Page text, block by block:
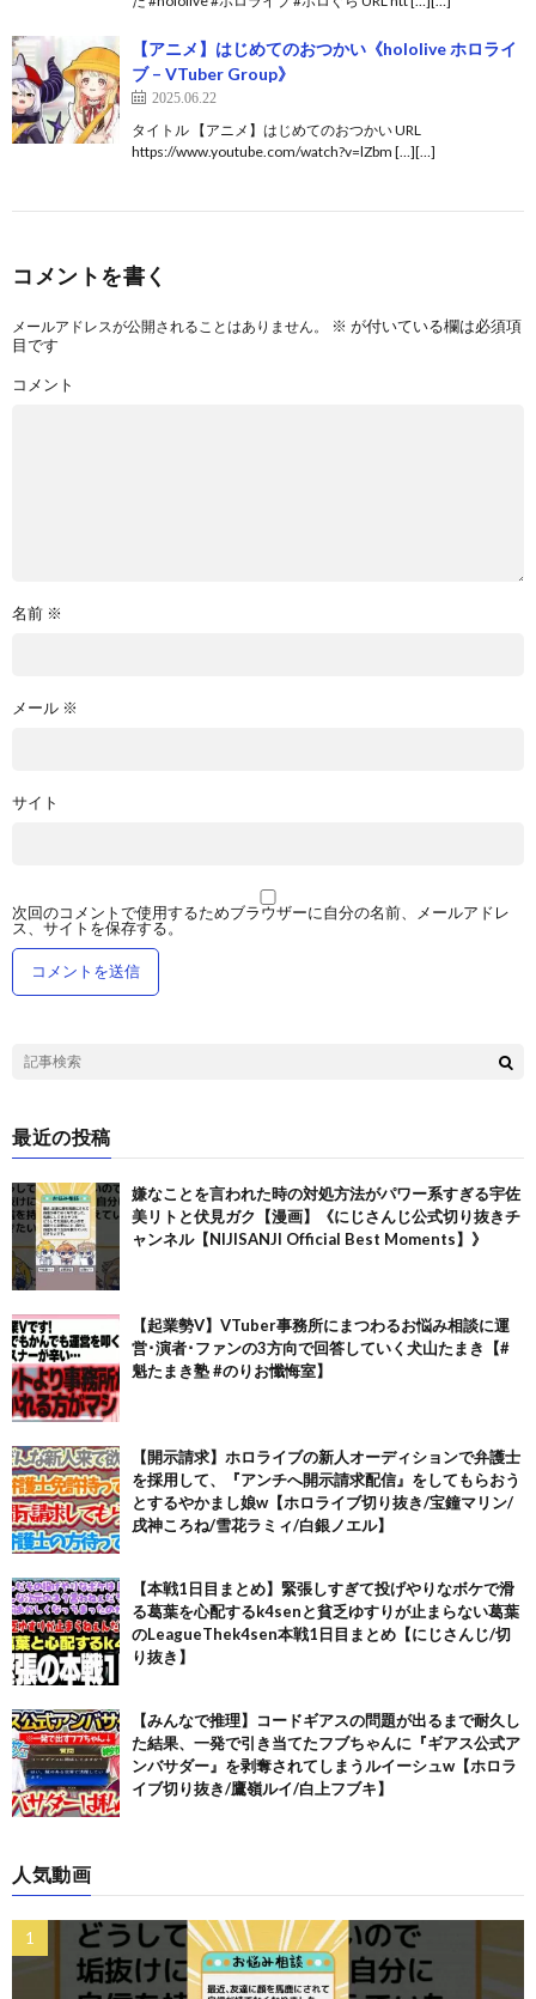
【アニメ】はじめてのおつかい《hololive ホロライ
ブ – VTuber Group》
2025.06.22
タイトル 【アニメ】はじめてのおつかい URL
https://www.youtube.com/watch?v=lZbm […][…]
コメントを書く
メールアドレスが公開されることはありません。 ※ が付いている欄は必須項
目です
コメント
名前 ※
メール ※
サイト
次回のコメントで使用するためブラウザーに自分の名前、メールアドレ
ス、サイトを保存する。
最近の投稿
嫌なことを言われた時の対処方法がパワー系すぎる宇佐
美リトと伏見ガク【漫画】《にじさんじ公式切り抜きチ
ャンネル【NIJISANJI Official Best Moments】》
【起業勢V】VTuber事務所にまつわるお悩み相談に運
営･演者･ファンの3方向で回答していく犬山たまき【#
魁たまき塾 #のりお懺悔室】
【開示請求】ホロライブの新人オーディションで弁護士
を採用して、『アンチへ開示請求配信』をしてもらおう
とするやかまし娘w【ホロライブ切り抜き/宝鐘マリン/
戌神ころね/雪花ラミィ/白銀ノエル】
【本戦1日目まとめ】緊張しすぎて投げやりなボケで滑
る葛葉を心配するk4senと貧乏ゆすりが止まらない葛葉
のLeagueThek4sen本戦1日目まとめ【にじさんじ/切
り抜き】
【みんなで推理】コードギアスの問題が出るまで耐久し
た結果、一発で引き当てたフブちゃんに『ギアス公式ア
ンバサダー』を剥奪されてしまうルイーシュw【ホロラ
イブ切り抜き/鷹嶺ルイ/白上フブキ】
人気動画